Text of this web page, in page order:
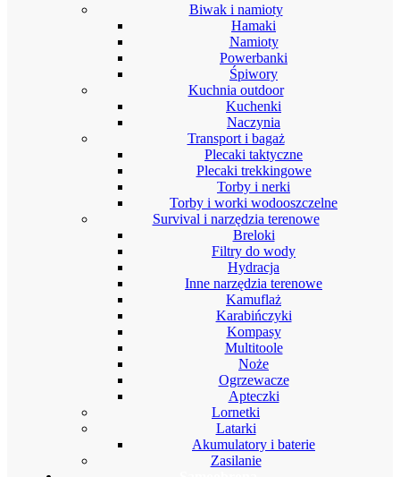
Biwak i namioty
Hamaki
Namioty
Powerbanki
Śpiwory
Kuchnia outdoor
Kuchenki
Naczynia
Transport i bagaż
Plecaki taktyczne
Plecaki trekkingowe
Torby i nerki
Torby i worki wodooszczelne
Survival i narzędzia terenowe
Breloki
Filtry do wody
Hydracja
Inne narzędzia terenowe
Kamuflaż
Karabińczyki
Kompasy
Multitoole
Noże
Ogrzewacze
Apteczki
Lornetki
Latarki
Akumulatory i baterie
Zasilanie